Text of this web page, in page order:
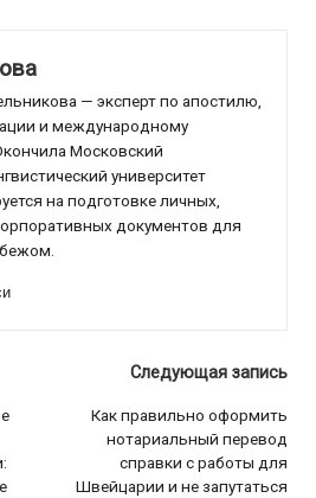
— эксперт по апостилю,
и международному
Московский
университет
на подготовке личных,
документов для
Следующая запись
Как правильно оформить
нотариальный перевод
справки с работы для
Швейцарии и не запутаться